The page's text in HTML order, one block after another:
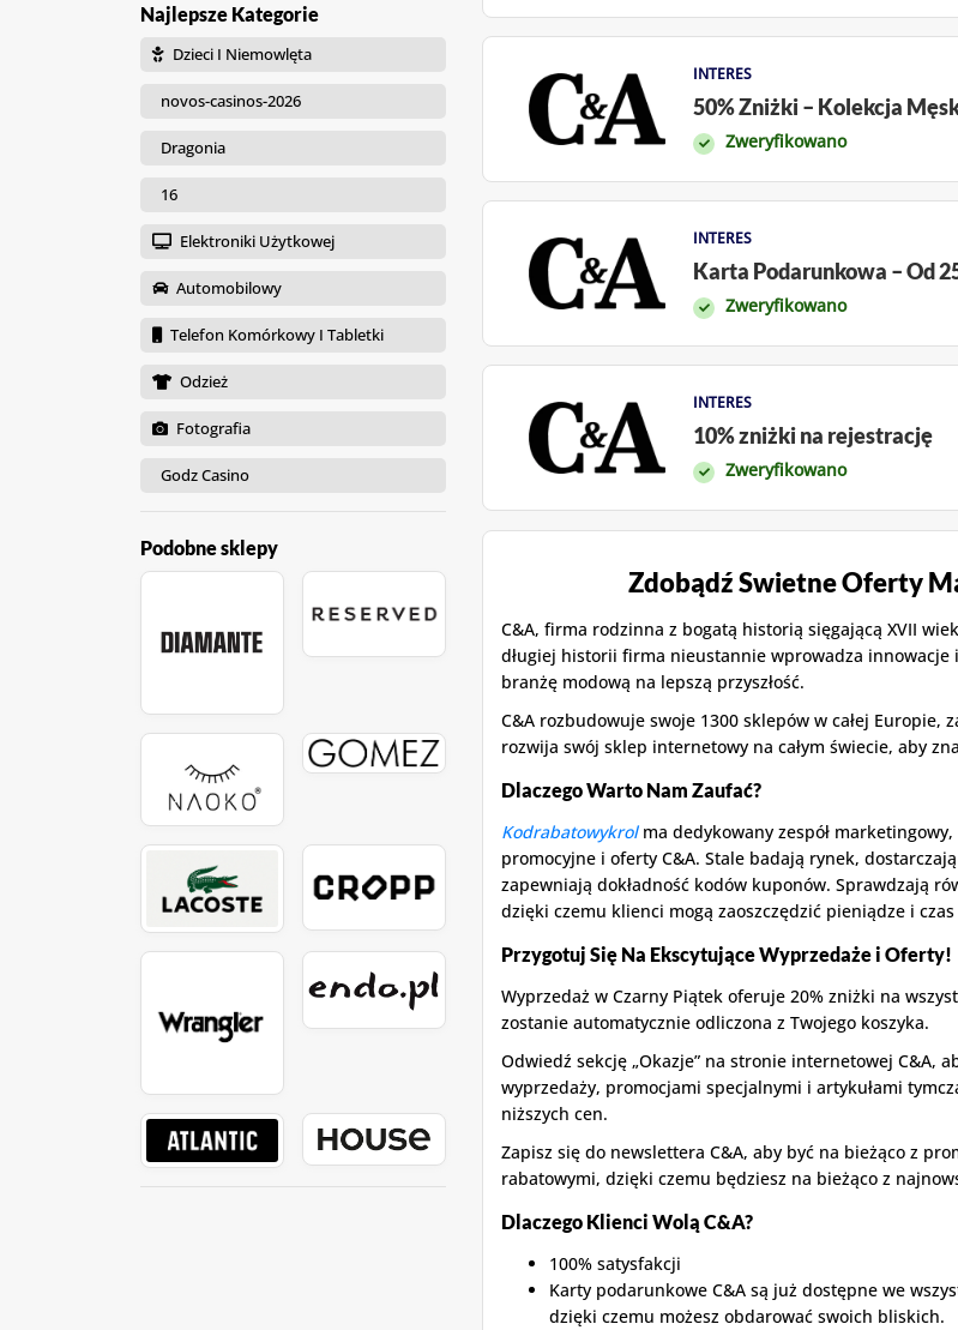
INTERES
50% Zniżki – Kolekcja
Zweryfikowano
INTERES
Karta Podarunkowa – Od
Zweryfikowano
INTERES
10% zniżki na rejestrację
Zweryfikowano
Zdobądź Swietne Oferty
C&A, firma rodzinna z bogatą historią sięgającą XVII
długiej historii firma nieustannie wprowadza
branżę modową na lepszą przyszłość.
C&A rozbudowuje swoje 1300 sklepów w całej
rozwija swój sklep internetowy na całym świecie, aby
Dlaczego Warto Nam Zaufać?
Kodrabatowykrolma dedykowany zespół
promocyjne i oferty C&A. Stale badają rynek,
zapewniają dokładność kodów kuponów. Sprawdzają
dzięki czemu klienci mogą zaoszczędzić pieniądze i
Przygotuj Się Na Ekscytujące Wyprzedaże i Oferty!
Wyprzedaż w Czarny Piątek oferuje 20% zniżki na
zostanie automatycznie odliczona z Twojego koszyka.
Odwiedź sekcję „Okazje” na stronie internetowej C&A,
wyprzedaży, promocjami specjalnymi i artykułami
niższych cen.
Zapisz się do newslettera C&A, aby być na bieżąco z
rabatowymi, dzięki czemu będziesz na bieżąco z
Dlaczego Klienci Wolą C&A?
100% satysfakcji
Karty podarunkowe C&A są już dostępne we
dzięki czemu możesz obdarować swoich bliskich.
Najlepsze Kategorie
Dzieci I Niemowlęta
novos-casinos-2026
Dragonia
16
Elektroniki Użytkowej
Automobilowy
Telefon Komórkowy I Tabletki
Odzież
Fotografia
Godz Casino
Podobne sklepy